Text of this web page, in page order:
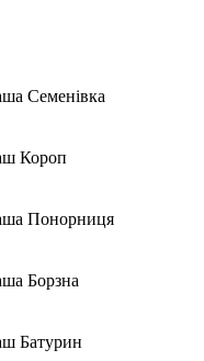
Семенівка
Короп
Понорниця
Борзна
Батурин